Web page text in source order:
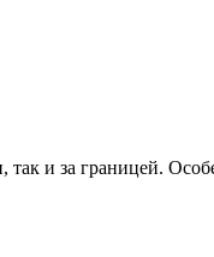
и за границей.